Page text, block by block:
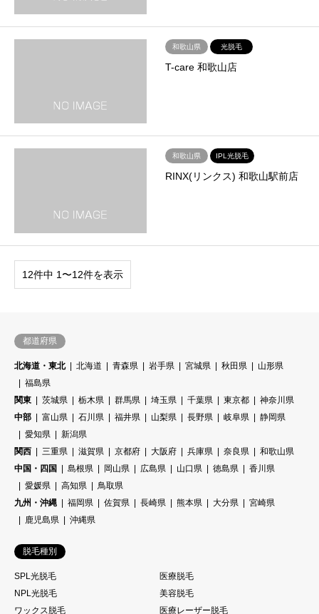
和歌山県 光脱毛
T-care 和歌山店
和歌山県 IPL光脱毛
RINX(リンクス) 和歌山駅前店
12件中 1〜12件を表示
都道府県
北海道・東北 北海道 青森県 岩手県 宮城県 秋田県
山形県
福島県
関東
茨城県 栃木県 群馬県 埼玉県 千葉県 東京都
神奈川県
中部
富山県 石川県 福井県 山梨県 長野県 岐阜県
静岡県
愛知県
新潟県
関西
三重県 滋賀県 京都府 大阪府 兵庫県 奈良県
和歌山県
中国・四国
島根県 岡山県 広島県 山口県 徳島県
香川県
愛媛県
高知県
鳥取県
九州・沖縄
福岡県 佐賀県 長崎県 熊本県 大分県
宮崎県
鹿児島県
沖縄県
脱毛種別
SPL光脱毛
医療脱毛
NPL光脱毛
美容脱毛
ワックス脱毛
医療レーザー脱毛